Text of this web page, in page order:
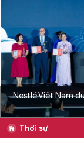
Nestlé Việt Nam
Thời sự